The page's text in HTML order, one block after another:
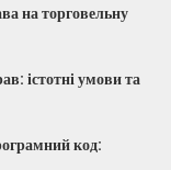
на торговельну
істотні умови та
код: